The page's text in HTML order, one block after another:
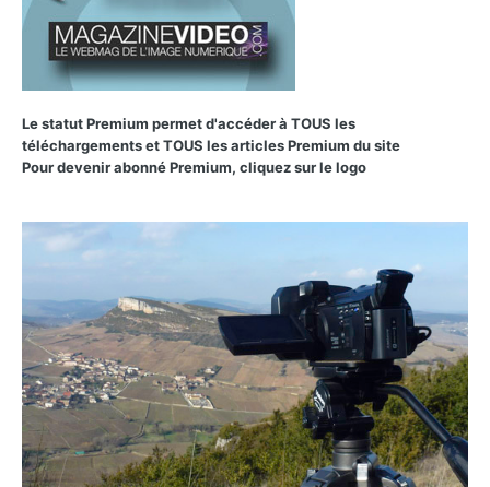
Le statut Premium permet d'accéder à TOUS les
téléchargements et TOUS les articles Premium du site
Pour devenir abonné Premium, cliquez sur le logo